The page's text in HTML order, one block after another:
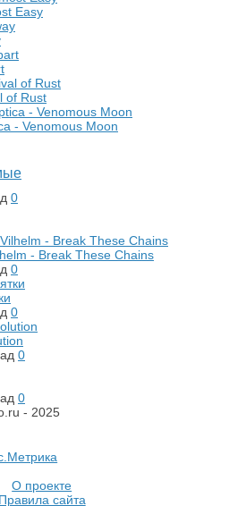
Easy
of Rust
- Venomous Moon
0
- Break These Chains
0
0
0
0
- 2025
О проекте
Правила сайта